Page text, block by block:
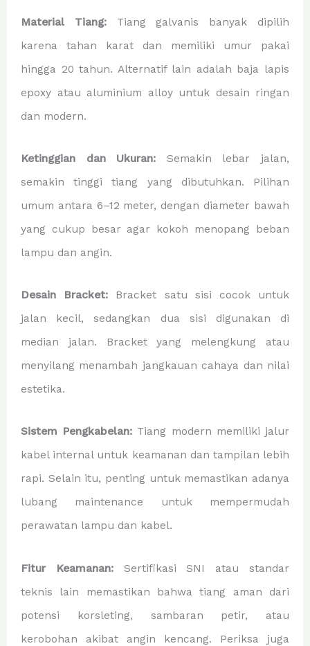
Material Tiang:Tiang galvanis banyak dipilih
karena tahan karat dan memiliki umur pakai
hingga 20 tahun. Alternatif lain adalah baja lapis
epoxy atau aluminium alloy untuk desain ringan
dan modern.
Ketinggian dan Ukuran: Semakin lebar jalan,
semakin tinggi tiang yang dibutuhkan. Pilihan
umum antara 6–12 meter, dengan diameter bawah
yang cukup besar agar kokoh menopang beban
lampu dan angin.
Desain Bracket: Bracket satu sisi cocok untuk
jalan kecil, sedangkan dua sisi digunakan di
median jalan. Bracket yang melengkung atau
menyilang menambah jangkauan cahaya dan nilai
estetika.
Sistem Pengkabelan: Tiang modern memiliki jalur
kabel internal untuk keamanan dan tampilan lebih
rapi. Selain itu, penting untuk memastikan adanya
lubang maintenance untuk mempermudah
perawatan lampu dan kabel.
Fitur Keamanan:Sertifikasi SNI atau standar
teknis lain memastikan bahwa tiang aman dari
potensi korsleting, sambaran petir, atau
kerobohan akibat angin kencang. Periksa juga